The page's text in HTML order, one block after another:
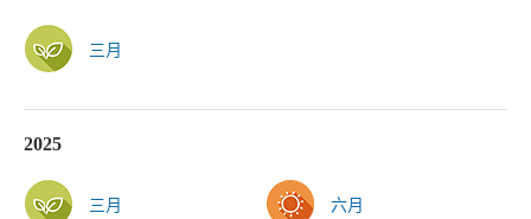
三月
2025
三月 六月